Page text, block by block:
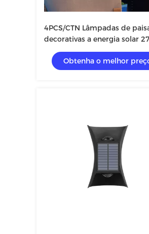
4PCS/CTN Lâmpadas de
decorativas a energia solar
Lâmpadas de exterior LED
Obtenha o melhor